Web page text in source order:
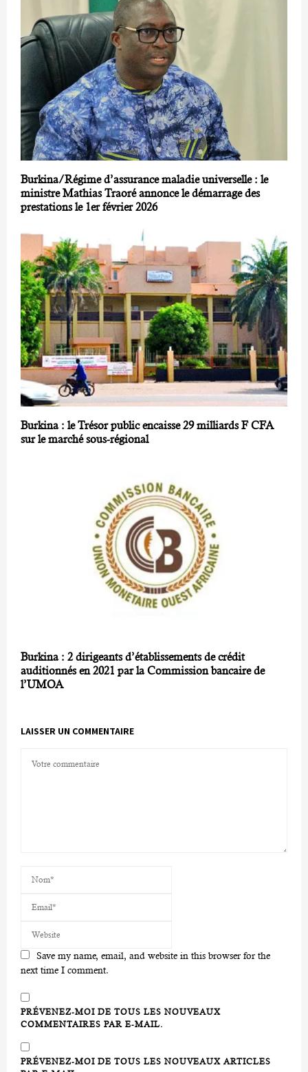
Burkina/Régime d’assurance maladie universelle : le
ministre Mathias Traoré annonce le démarrage des
prestations le 1er février 2026
Burkina : le Trésor public encaisse 29 milliards F CFA
sur le marché sous-régional
Burkina : 2 dirigeants d’établissements de crédit
auditionnés en 2021 par la Commission bancaire de
l’UMOA
LAISSER UN COMMENTAIRE
Save my name, email, and website in this browser for the
next time I comment.
PRÉVENEZ-MOI DE TOUS LES NOUVEAUX
COMMENTAIRES PAR E-MAIL.
PRÉVENEZ-MOI DE TOUS LES NOUVEAUX ARTICLES